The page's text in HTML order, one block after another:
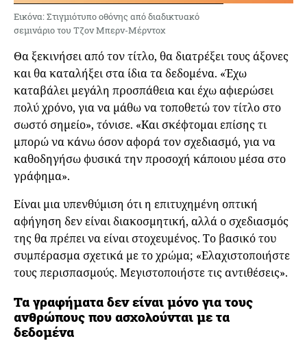
Εικόνα: Στιγμιότυπο οθόνης από διαδικτυακό
σεμινάριο του Τζον Μπερν-Μέρντοχ
Θα ξεκινήσει από τον τίτλο, θα διατρέξει τους άξονες
και θα καταλήξει στα ίδια τα δεδομένα. «Έχω
καταβάλει μεγάλη προσπάθεια και έχω αφιερώσει
πολύ χρόνο, για να μάθω να τοποθετώ τον τίτλο στο
σωστό σημείο», τόνισε. «Και σκέφτομαι επίσης τι
μπορώ να κάνω όσον αφορά τον σχεδιασμό, για να
καθοδηγήσω φυσικά την προσοχή κάποιου μέσα στο
γράφημα».
Είναι μια υπενθύμιση ότι η επιτυχημένη οπτική
αφήγηση δεν είναι διακοσμητική, αλλά ο σχεδιασμός
της θα πρέπει να είναι στοχευμένος. Το βασικό του
συμπέρασμα σχετικά με το χρώμα; «Ελαχιστοποιήστε
τους περισπασμούς. Μεγιστοποιήστε τις αντιθέσεις».
Τα γραφήματα δεν είναι μόνο για τους
ανθρώπους που ασχολούνται με τα
δεδομένα